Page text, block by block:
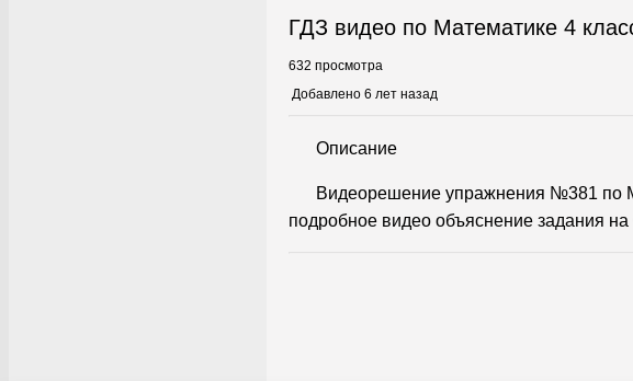
ГДЗ видео по Математике 4
632 просмотра
Добавлено 6 лет назад
Описание
Видеорешение упражнения №381 по
подробное видео объяснение задания на